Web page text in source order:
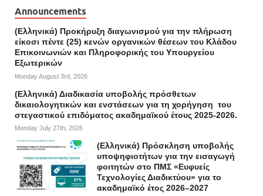
Announcements
(Ελληνικά) Προκήρυξη διαγωνισμού για την πλήρωση
είκοσι πέντε (25) κενών οργανικών θέσεων του Κλάδου
Επικοινωνιών και Πληροφορικής του Υπουργείου
Εξωτερικών
Monday August 3rd, 2026
(Ελληνικά) Διαδικασία υποβολής πρόσθετων
δικαιολογητικών και ενστάσεων για τη χορήγηση του
στεγαστικού επιδόματος ακαδημαϊκού έτους 2025-2026.
Monday July 27th, 2026
(Ελληνικά) Πρόσκληση υποβολής
υποψηφιοτήτων για την εισαγωγή
φοιτητών στο ΠΜΣ «Ευφυείς
Τεχνολογίες Διαδικτύου» για το
ακαδημαϊκό έτος 2026–2027